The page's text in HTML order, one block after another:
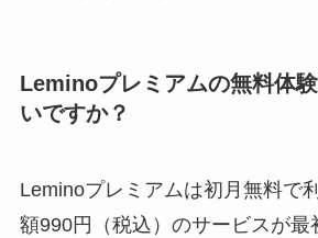
Leminoプレミアムの無料体
いですか？
Leminoプレミアムは初月無料で
額990円（税込）のサービスが最